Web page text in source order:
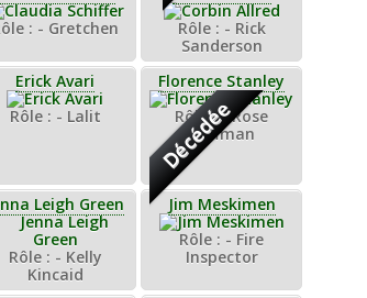
: - Gretchen
Rôle : - Rick
Sanderson
Erick Avari
Rôle : - Lalit
Florence Stanley
Décédée
Rôle : - Rose
Hoffman
Leigh Green
Rôle : - Kelly
Kincaid
Jim Meskimen
Rôle : - Fire
Inspector